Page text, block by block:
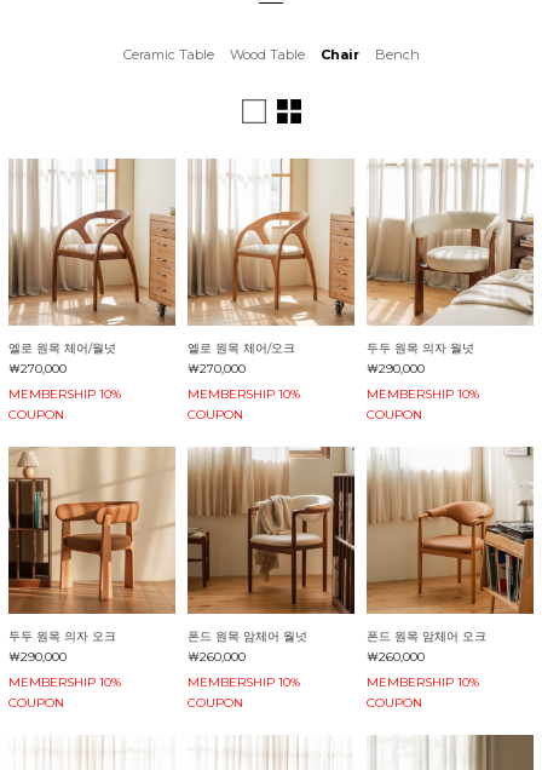
Ceramic Table Wood Table Chair Bench
엘로 원목 체어/월넛
￦270,000
MEMBERSHIP 10%
COUPON
엘로 원목 체어/오크
￦270,000
MEMBERSHIP 10%
COUPON
두두 원목 의자 월넛
￦290,000
MEMBERSHIP 10%
COUPON
두두 원목 의자 오크
￦290,000
MEMBERSHIP 10%
COUPON
폰드 원목 암체어 월넛
￦260,000
MEMBERSHIP 10%
COUPON
폰드 원목 암체어 오크
￦260,000
MEMBERSHIP 10%
COUPON